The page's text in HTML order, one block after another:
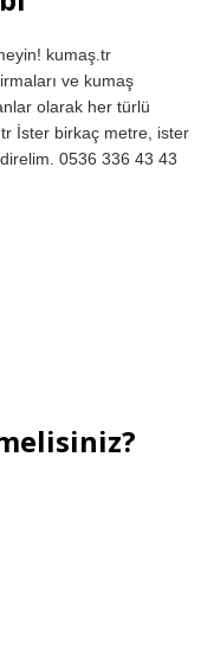
kumaş.tr
ve kumaş
olarak her türlü
İster birkaç metre, ister
0536 336 43 43